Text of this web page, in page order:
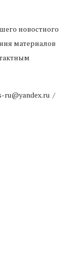
новостного
материалов
ru@yandex.ru /